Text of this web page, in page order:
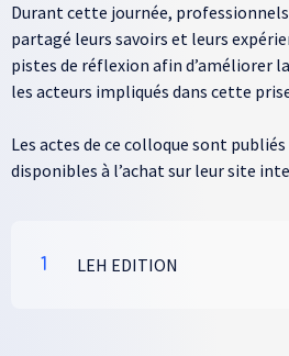
Durant cette journée,
partagé leurs savoirs et leurs
pistes de réflexion afin d’améliorer
les acteurs impliqués dans cette
Les actes de ce colloque sont
disponibles à l’achat sur leur site
1 LEH EDITION